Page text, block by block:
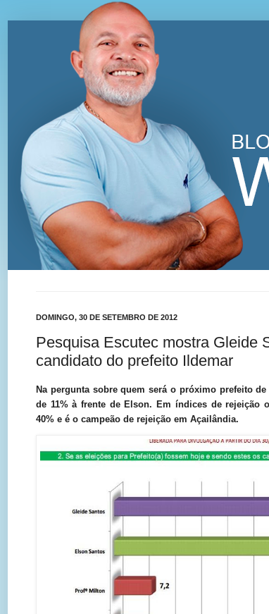
Blog Wilton
DOMINGO, 30 DE SETEMBRO DE 2012
Pesquisa Escutec mostra Gleide
candidato do prefeito Ildemar
Na pergunta sobre quem será o próximo prefeito
de 11% à frente de Elson. Em índices de rejeição
40% e é o campeão de rejeição em Açailândia.